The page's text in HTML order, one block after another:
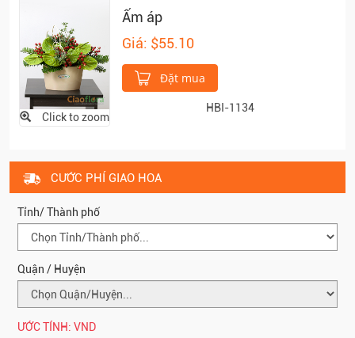
Click to zoom
Ấm áp
Giá: $55.10
Đặt mua
HBI-1134
CƯỚC PHÍ GIAO HOA
Tỉnh/ Thành phố
Quận / Huyện
ƯỚC TÍNH: VND